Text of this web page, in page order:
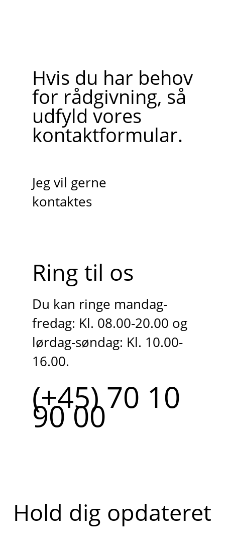
Hvis du har behov
for rådgivning, så
udfyld vores
kontaktformular.
Jeg vil gerne
kontaktes
Ring til os
Du kan ringe mandag-
fredag: Kl. 08.00-20.00 og
lørdag-søndag: Kl. 10.00-
16.00.
(+45) 70 10
90 00
Hold dig opdateret